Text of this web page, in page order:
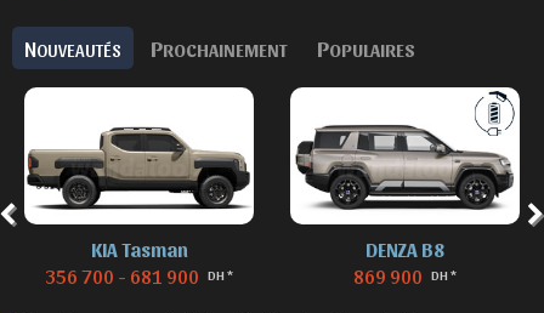
NOUVEAUTÉS PROCHAINEMENT POPULAIRES
KIA Tasman
356 700 - 681 900 DH *
DENZA B8
869 900 DH *